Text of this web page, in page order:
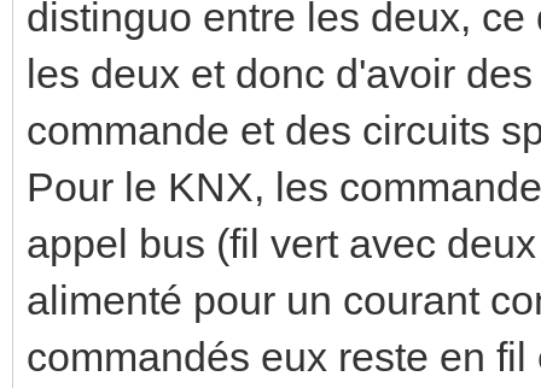
distinguo entre les deux,
les deux et donc d'avoir
commande et des circuits
Pour le KNX, les
appel bus (fil vert avec
alimenté pour un courant
commandés eux reste en